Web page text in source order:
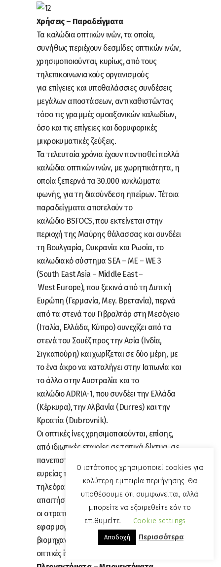
Χρήσεις – Παραδείγματα
Τα καλώδια οπτικών ινών, τα οποία,
συνήθως περιέχουν δεσμίδες οπτικών ινών,
χρησιμοποιούνται, κυρίως, από τους
τηλεπικοινωνιακούς οργανισμούς
για επίγειες και υποθαλάσσιες συνδέσεις
μεγάλων αποστάσεων, αντικαθιστώντας
τόσο τις γραμμές ομοαξονικών καλωδίων,
όσο και τις επίγειες και δορυφορικές
μικροκυματικές ζεύξεις.
Τα τελευταία χρόνια έχουν ποντισθεί πολλά
καλώδια οπτικών ινών, με χωρητικότητα, η
οποία ξεπερνά τα 30.000 κυκλώματα
φωνής, για τη διασύνδεση ηπείρων. Τέτοια
παραδείγματα αποτελούν το
καλώδιο BSFOCS, που εκτείνεται στην
περιοχή της Μαύρης θάλασσας και συνδέει
τη Βουλγαρία, Ουκρανία και Ρωσία, το
καλωδιακό σύστημα SEA – ΜΕ – WE 3
(South East Asia – Middle East –
West Europe), που ξεκινά από τη Δυτική
Ευρώπη (Γερμανία, Μεγ. Βρετανία), περνά
από τα στενά του Γιβραλτάρ στη Μεσόγειο
(Ιταλία, Ελλάδα, Κύπρο) συνεχίζει από τα
στενά του Σουέζ προς την Ασία (Ινδία,
Σιγκαπούρη) και χωρίζεται σε δύο μέρη, με
το ένα άκρο να καταλήγει στην Ιαπωνία και
το άλλο στην Αυστραλία και το
καλώδιο ADRIA-1, που συνδέει την Ελλάδα
(Κέρκυρα), την Αλβανία (Durres) και την
Κροατία (Dubrovnik).
Οι οπτικές ίνες χρησιμοποιούνται, επίσης,
από ιδιωτικές εταιρίες σε τοπικά δίκτυα, σε
πανεπιστημιακά δίκτυα κορμού, σε δίκτυα
ευρείας περιοχής, σε δίκτυα καλωδιακής
τηλεόρασης, σε εφαρμογές με υψηλές
απαιτήσεις σε ασφάλεια μετάδοσης, όπως
οι στρατιωτικές και, τέλος, σε βιομηχανικές
εφαρμογές, όπου υπάρχει υψηλός
βιομηχανικός θόρυβος, στον οποίο οι
οπτικές ίνες παρουσιάζουν ανοσία.
Ο ιστότοπος χρησιμοποιεί cookies για
καλύτερη εμπειρία περιήγησης. Θα
υποθέσουμε ότι συμφωνείται, αλλά
μπορείτε να εξαιρεθείτε εάν το
επιθυμείτε.
Cookie settings
Αποδοχή Περισσότερα